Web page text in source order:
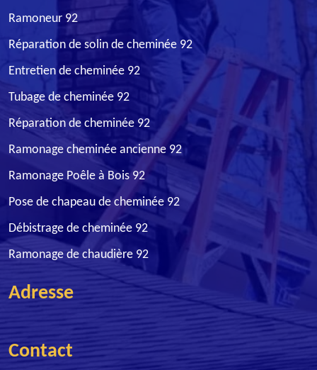
Ramoneur 92
Réparation de solin de cheminée 92
Entretien de cheminée 92
Tubage de cheminée 92
Réparation de cheminée 92
Ramonage cheminée ancienne 92
Ramonage Poêle à Bois 92
Pose de chapeau de cheminée 92
Débistrage de cheminée 92
Ramonage de chaudière 92
Adresse
Contact